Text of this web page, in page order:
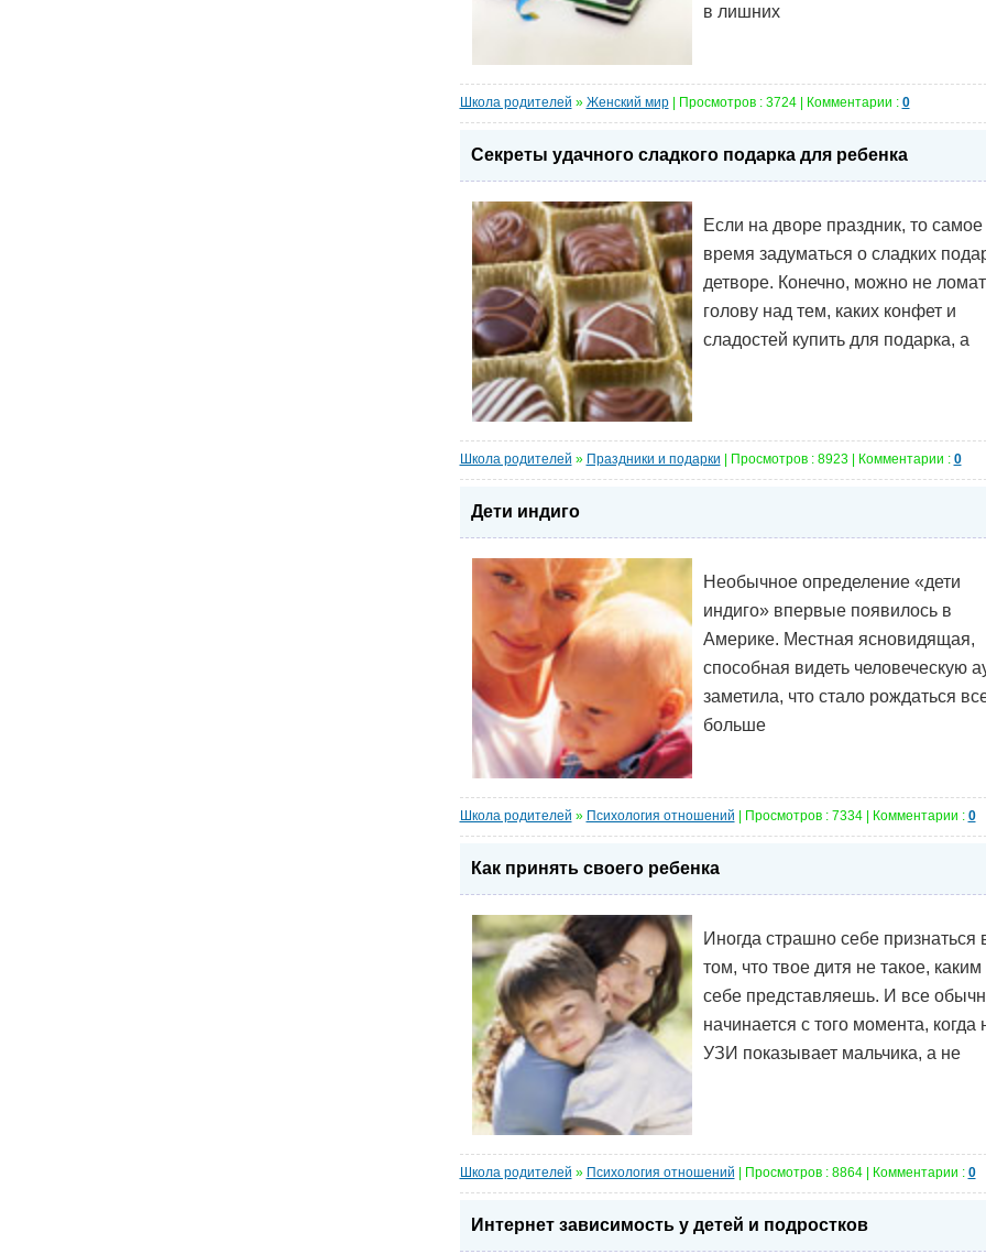
в лишних
Школа родителей » Женский мир| Просмотров : 3724 | Комментарии : 0
Секреты удачного сладкого подарка для ребенка
Если на дворе праздник, то самое
время задуматься о сладких
детворе. Конечно, можно не
голову над тем, каких конфет и
сладостей купить для подарка, а
Школа родителей » Праздники и подарки | Просмотров : 8923 | Комментарии : 0
Дети индиго
Необычное определение «дети
индиго» впервые появилось в
Америке. Местная ясновидящая,
способная видеть человеческую
заметила, что стало рождаться
больше
Школа родителей » Психология отношений | Просмотров : 7334 | Комментарии : 0
Как принять своего ребенка
Иногда страшно себе признаться
том, что твое дитя не такое, каким
себе представляешь. И все
начинается с того момента, когда
УЗИ показывает мальчика, а не
Школа родителей » Психология отношений | Просмотров : 8864 | Комментарии : 0
Интернет зависимость у детей и подростков